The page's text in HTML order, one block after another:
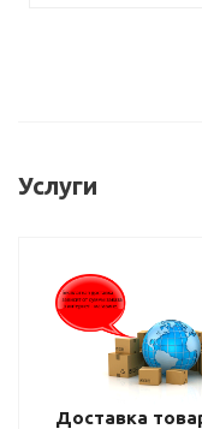
Услуги
Доставка